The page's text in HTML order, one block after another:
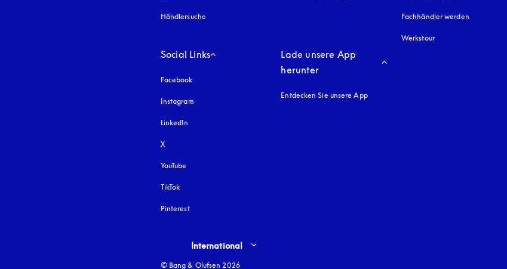
Händlersuche Fachhändler werden
Werkstour
Social Links
Facebook
Instagram
LinkedIn
X
YouTube
TikTok
Pinterest
Lade unsere App
herunter
Entdecken Sie unsere App
Select country and language
International
© Bang & Olufsen 2026